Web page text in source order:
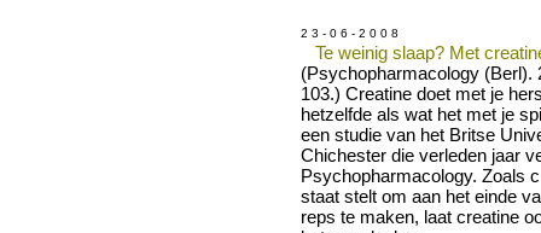
2 3 - 0 6 - 2 0 0 8
Te weinig slaap? Met
(Psychopharmacology (Berl).
103.) Creatine doet met je
hetzelfde als wat het met je
een studie van het Britse
Chichester die verleden jaar
Psychopharmacology. Zoals
staat stelt om aan het einde
reps te maken, laat creatine